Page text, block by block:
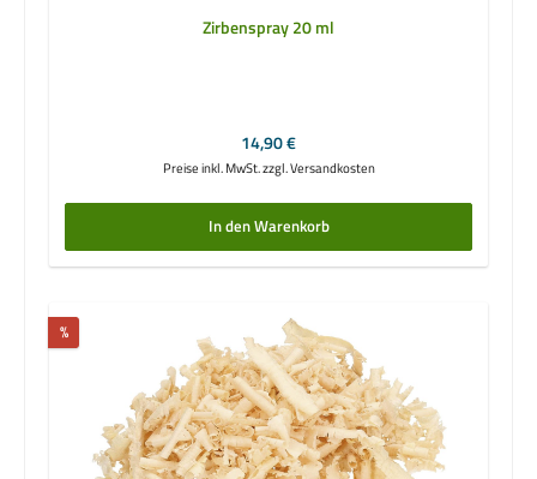
Zirbenspray 20 ml
Regulärer Preis:
14,90 €
Preise inkl. MwSt. zzgl. Versandkosten
In den Warenkorb
%Rabatt